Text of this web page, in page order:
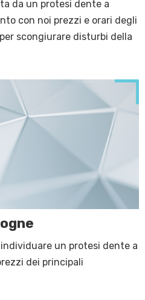
da un protesi dente a
con noi prezzi e orari degli
scongiurare disturbi della
un protesi dente a
dei principali